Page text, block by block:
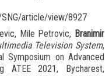
SNG/article/view/8927
Mile Petrovic, Branimir
Television System,
Symposium on Advanced
ATEE 2021, Bycharest,